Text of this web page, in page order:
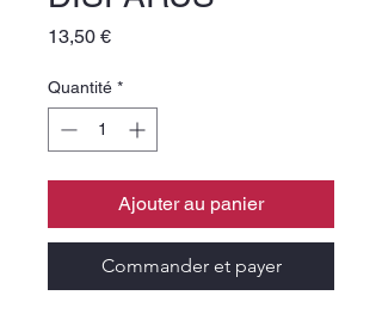
13,50 €Prix
Quantité *
Ajouter au panier
Commander et payer